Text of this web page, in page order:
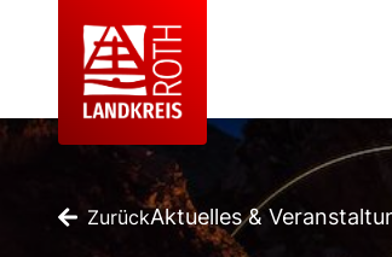
ZurückAktuelles &